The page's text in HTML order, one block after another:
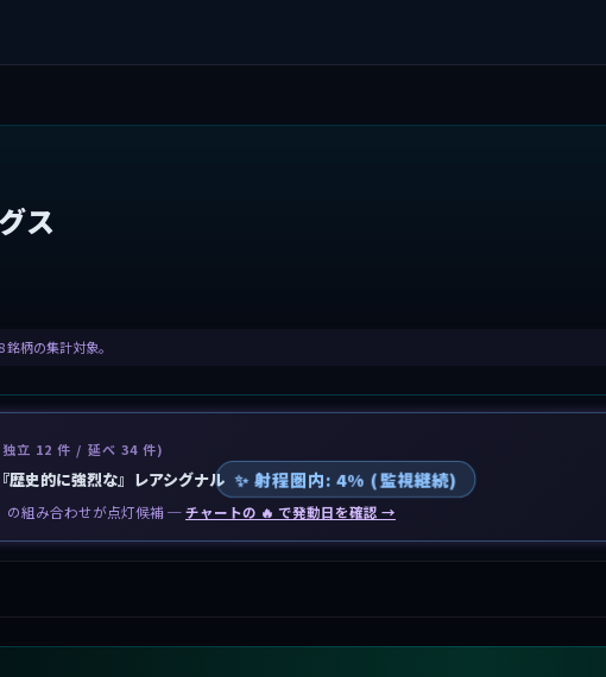
ス
柄の集計対象。
立 12 件 / 延べ 34 件)
歴史的に強烈な』レアシグナル ✨ 射程圏内: 4% (監視継続)
の組み合わせが点灯候補 ─チャートの 🔥 で発動日を確認 →